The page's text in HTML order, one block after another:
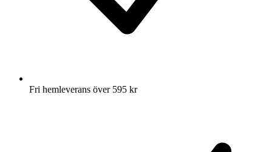
Fri hemleverans över 595 kr